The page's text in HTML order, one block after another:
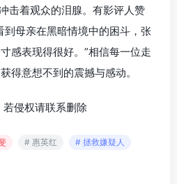
击着观众的泪腺。有影评人赞
到母亲在黑暗情境中的困斗，张
感表现得很好。”相信每一位走
得意想不到的震撼与感动。
侵权请联系删除
# 惠英红
# 拯救嫌疑人